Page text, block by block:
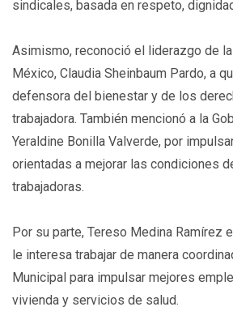
sindicales, basada en respeto,
Asimismo, reconoció el liderazgo de
México, Claudia Sheinbaum Pardo, a
defensora del bienestar y de los
trabajadora. También mencionó a la
Yeraldine Bonilla Valverde, por
orientadas a mejorar las condiciones
trabajadoras.
Por su parte, Tereso Medina Ramírez
le interesa trabajar de manera
Municipal para impulsar mejores
vivienda y servicios de salud.